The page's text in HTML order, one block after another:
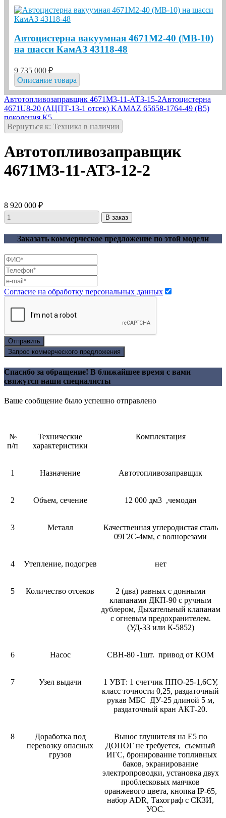
Автоцистерна вакуумная 4671М2-40 (МВ-10)
на шасси КамАЗ 43118-48
9 735 000 ₽
Описание товара
Автотопливозаправщик 4671М3-11-АТЗ-15-2Автоцистерна
4671U8-20 (АЦПТ-13-1 отсек) KAMAZ 65658-1764-49 (В5)
поколения К5
Вернуться к: Техника в наличии
Автотопливозаправщик
4671М3-11-АТЗ-12-2
8 920 000 ₽
Заказать коммерческое предложение по этой модели
Согласие на обработку персональных данных
Отправить
Запрос коммерческого предложения
Спасибо за обращение! В ближайшее время с вами
свяжутся наши специалисты
Ваше сообщение было успешно отправлено
№
п/п
Технические
характеристики
Комплектация
1 Назначение Автотопливозаправщик
2 Объем, сечение 12 000 дм3 ,чемодан
3 Металл
Качественная углеродистая сталь
09Г2С-4мм, с волнорезами
4 Утепление, подогрев нет
5 Количество отсеков
2 (два) равных с донными
клапанами ДКП-90 с ручным
дублером, Дыхательный клапанам
с огневым предохранителем.
(УД-33 или К-5852)
6 Насос СВН-80 -1шт. привод от КОМ
7 Узел выдачи
1 УВТ: 1 счетчик ППО-25-1,6СУ,
класс точности 0,25, раздаточный
рукав МБС ДУ-25 длиной 5 м,
раздаточный кран АКТ-20.
8
Доработка под
перевозку опасных
грузов
Вынос глушителя на Е5 по
ДОПОГ не требуется, съемный
ИГС, бронирование топливных
баков, экранирование
электропроводки, установка двух
проблесковых маячков
оранжевого цвета, кнопка IP-65,
набор ADR, Тахограф с СКЗИ,
УОС.